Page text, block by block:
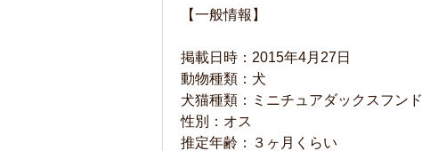
【一般情報】
掲載日時：2015年4月27日
動物種類：犬
犬猫種類：ミニチュアダックスフンド
性別：オス
推定年齢：３ヶ月くらい